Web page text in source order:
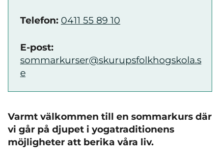
Telefon: 0411 55 89 10
E-post:
sommarkurser@skurupsfolkhogskola.s
e
Varmt välkommen till en sommarkurs där
vi går på djupet i yogatraditionens
möjligheter att berika våra liv.